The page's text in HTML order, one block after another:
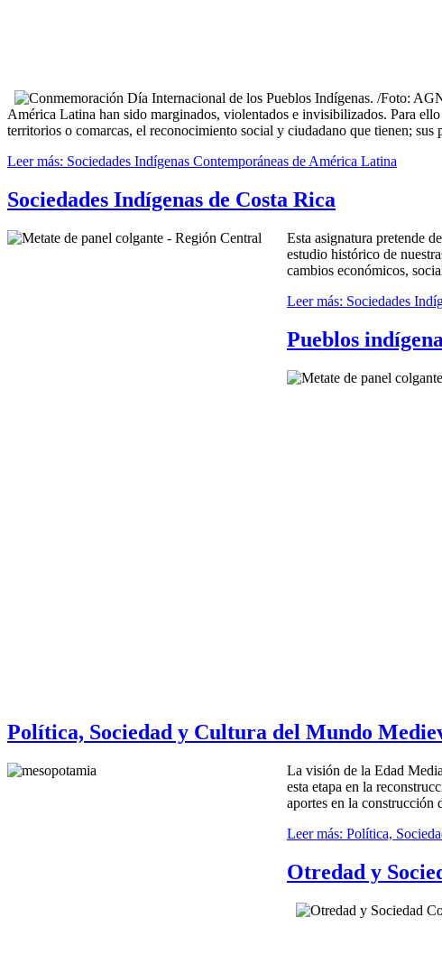
América Latina han sido marginados, violentados e invisibilizados. Para
territorios o comarcas, el reconocimiento social y ciudadano que tienen;
Leer más: Sociedades Indígenas Contemporáneas de América Latina
Sociedades Indígenas de Costa Rica
Esta asignatura pretende
estudio histórico de
cambios económicos,
Leer más: Sociedades
Pueblos
Política, Sociedad y Cultura del Mundo
La visión de la Edad
esta etapa en la
aportes en la construcción
Leer más: Política,
Otredad y